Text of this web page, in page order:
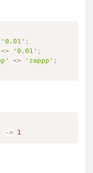
'0.01' ;
<> '0.01' ;
<> 'zappp' ;
-> 1